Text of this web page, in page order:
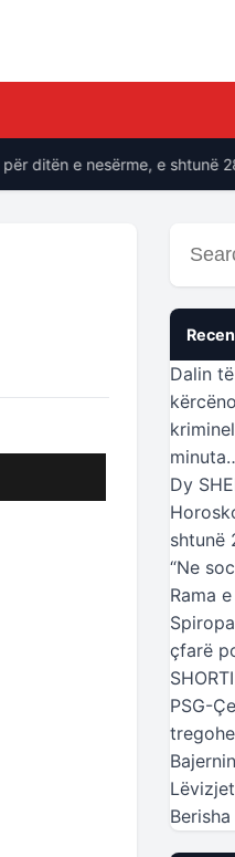
ditën e nesërme, e shtunë 28
for:
Dalin
Dy
shtunë
“Ne
Rama
çfarë
PSG-
Berisha